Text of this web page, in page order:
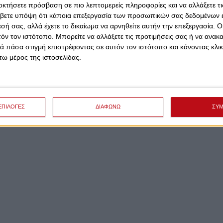
πρόσβαση σε πιο λεπτομερείς πληροφορίες και να αλλάξετε
υπόψη ότι κάποια επεξεργασία των προσωπικών σας δεδομένων
σας, αλλά έχετε το δικαίωμα να αρνηθείτε αυτήν την επεξεργασία.
τον ιστότοπο. Μπορείτε να αλλάξετε τις προτιμήσεις σας ή να
στιγμή επιστρέφοντας σε αυτόν τον ιστότοπο και κάνοντας
μέρος της ιστοσελίδας.
ΔΙΑΦΩΝΩ
μέσα στη Θεσσαλονίκη, επί του ΠΑΟΚ, με 3-1 σετ, η
3 από την Κηφισιά και θα χάσει την ευκαιρία για τον